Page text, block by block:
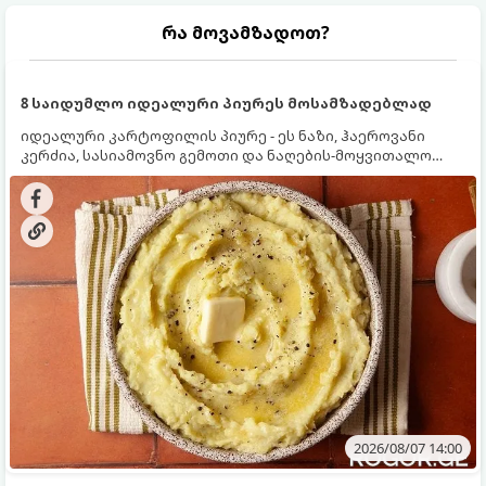
რა მოვამზადოთ?
8 საიდუმლო იდეალური პიურეს მოსამზადებლად
იდეალური კარტოფილის პიურე - ეს ნაზი, ჰაეროვანი
კერძია, სასიამოვნო გემოთი და ნაღების-მოყვითალო
ფერით. მისი მომზადება ძალიან მარტივია, მაგრამ
არსებობს რამდენიმე საიდუმლო, რომლებიც უნდა
იცოდეთ, რომ პიურე იდეალურად გემრიელი გამოვიდეს.
2026/08/07 14:00